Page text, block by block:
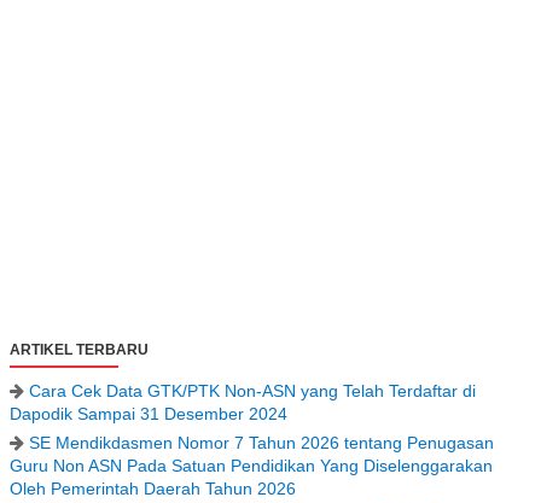
ARTIKEL TERBARU
Cara Cek Data GTK/PTK Non-ASN yang Telah Terdaftar di
Dapodik Sampai 31 Desember 2024
SE Mendikdasmen Nomor 7 Tahun 2026 tentang Penugasan
Guru Non ASN Pada Satuan Pendidikan Yang Diselenggarakan
Oleh Pemerintah Daerah Tahun 2026